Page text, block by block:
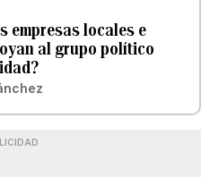
empresas locales e
al grupo político